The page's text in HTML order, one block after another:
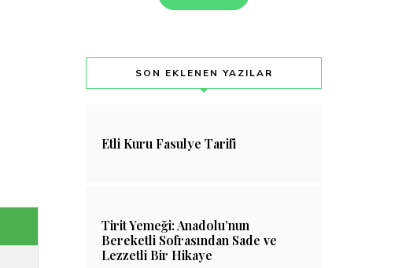
SON EKLENEN YAZILAR
Etli Kuru Fasulye Tarifi
Tirit Yemeği: Anadolu’nun
Bereketli Sofrasından Sade ve
Lezzetli Bir Hikaye